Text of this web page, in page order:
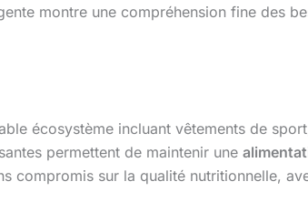
montre une compréhension fine des
écosystème incluant vêtements de
permettent de maintenir une
compromis sur la qualité nutritionnelle,